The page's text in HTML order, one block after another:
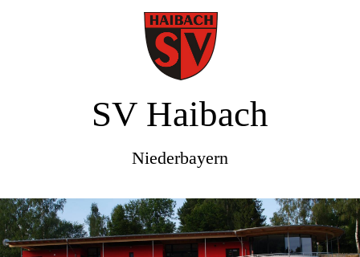
SV Haibach
Niederbayern